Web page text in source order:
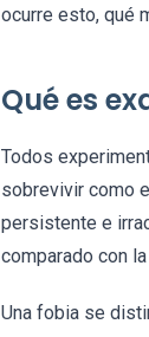
ocurre esto, qué
Qué es
Todos
sobrevivir como
persistente e
comparado con
Una fobia se